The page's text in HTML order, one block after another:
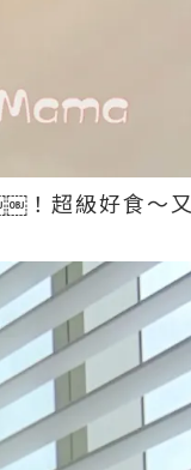
！超級好食～又